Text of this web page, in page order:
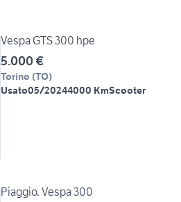
Vespa GTS 300 hpe
5.000 €
Torino (TO)
Usato05/20244000 KmScooter
Piaggio. Vespa 300